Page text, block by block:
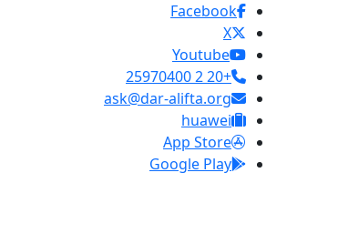
Facebook
X
Youtube
+20 2 25970400
ask@dar-alifta.org
huawei
App Store
Google Play